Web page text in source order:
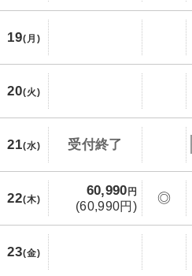
19(月)
20(火)
21(水) 受付終了
22(木)
60,990 円
(60,990円)
◎
23(金)